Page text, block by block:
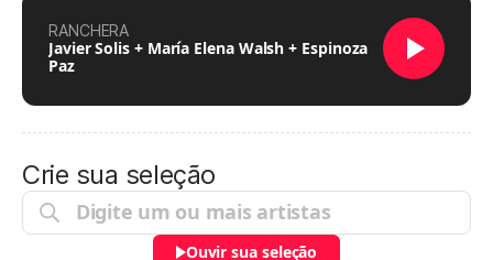
RANCHERA
Javier Solis + María Elena Walsh + Espinoza
Paz
Crie sua seleção
Ouvir sua seleção